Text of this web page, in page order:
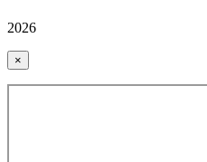
2026
×